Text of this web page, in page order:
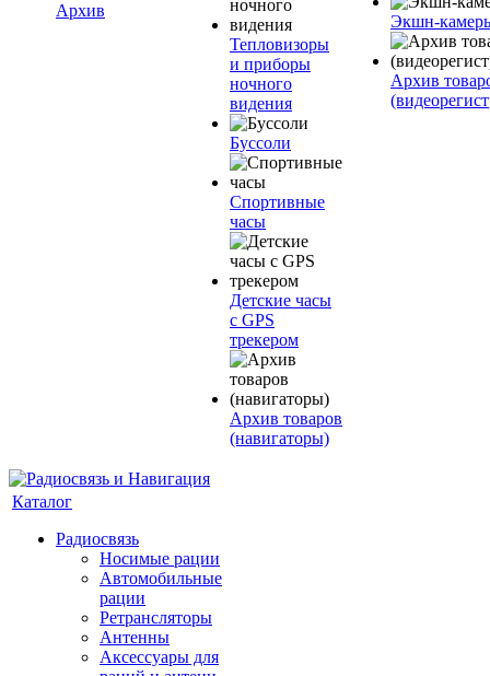
Архив
Тепловизоры
и приборы
ночного
видения
Буссоли
Спортивные
часы
Детские часы
с GPS
трекером
Архив товаров
(навигаторы)
Экшн-
Архив
Каталог
Радиосвязь
Носимые рации
Автомобильные
рации
Ретрансляторы
Антенны
Аксессуары для